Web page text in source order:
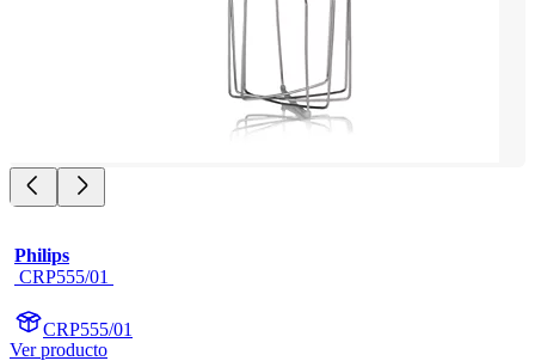
Philips
CRP555/01
CRP555/01
Ver producto